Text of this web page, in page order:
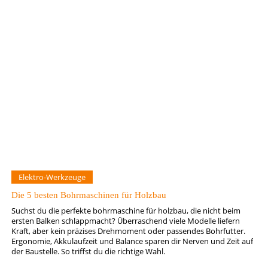
Elektro-Werkzeuge
Die 5 besten Bohrmaschinen für Holzbau
Suchst du die perfekte bohrmaschine für holzbau, die nicht beim
ersten Balken schlappmacht? Überraschend viele Modelle liefern
Kraft, aber kein präzises Drehmoment oder passendes Bohrfutter.
Ergonomie, Akkulaufzeit und Balance sparen dir Nerven und Zeit auf
der Baustelle. So triffst du die richtige Wahl.